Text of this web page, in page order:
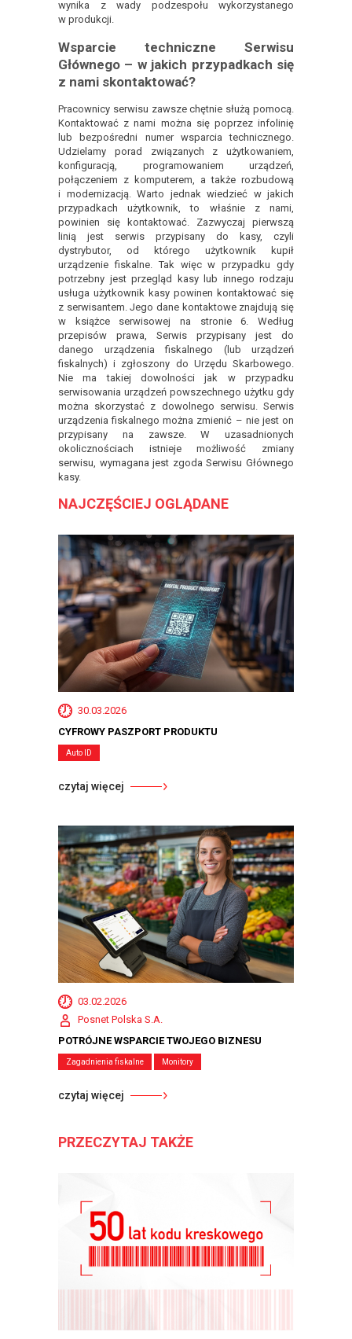
wynika z wady podzespołu wykorzystanego
w produkcji.
Wsparcie techniczne Serwisu
Głównego – w jakich przypadkach się
z nami skontaktować?
Pracownicy serwisu zawsze chętnie służą pomocą.
Kontaktować z nami można się poprzez infolinię
lub bezpośredni numer wsparcia technicznego.
Udzielamy porad związanych z użytkowaniem,
konfiguracją, programowaniem urządzeń,
połączeniem z komputerem, a także rozbudową
i modernizacją. Warto jednak wiedzieć w jakich
przypadkach użytkownik, to właśnie z nami,
powinien się kontaktować. Zazwyczaj pierwszą
linią jest serwis przypisany do kasy, czyli
dystrybutor, od którego użytkownik kupił
urządzenie fiskalne. Tak więc w przypadku gdy
potrzebny jest przegląd kasy lub innego rodzaju
usługa użytkownik kasy powinen kontaktować się
z serwisantem. Jego dane kontaktowe znajdują się
w książce serwisowej na stronie 6. Według
przepisów prawa, Serwis przypisany jest do
danego urządzenia fiskalnego (lub urządzeń
fiskalnych) i zgłoszony do Urzędu Skarbowego.
Nie ma takiej dowolności jak w przypadku
serwisowania urządzeń powszechnego użytku gdy
można skorzystać z dowolnego serwisu. Serwis
urządzenia fiskalnego można zmienić – nie jest on
przypisany na zawsze. W uzasadnionych
okolicznościach istnieje możliwość zmiany
serwisu, wymagana jest zgoda Serwisu Głównego
kasy.
NAJCZĘŚCIEJ OGLĄDANE
30.03.2026
CYFROWY PASZPORT PRODUKTU
Auto ID
czytaj więcej
03.02.2026
Posnet Polska S.A.
POTRÓJNE WSPARCIE TWOJEGO BIZNESU
Zagadnienia fiskalne Monitory
czytaj więcej
PRZECZYTAJ TAKŻE